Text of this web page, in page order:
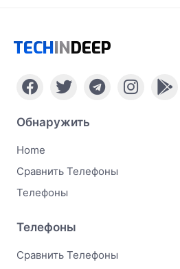
TECHINDEEP
Обнаружить
Home
Сравнить Телефоны
Телефоны
Телефоны
Сравнить Телефоны